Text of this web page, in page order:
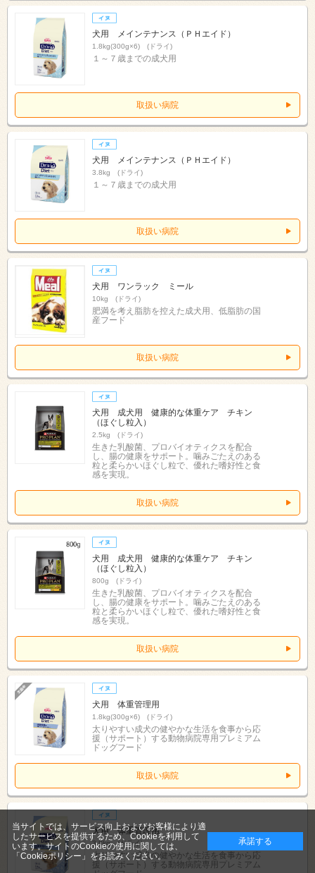
犬用 メインテナンス（ＰＨエイド）
1.8kg(300g×6) (ドライ)
１～７歳までの成犬用
取扱い病院
犬用 メインテナンス（ＰＨエイド）
3.8kg (ドライ)
１～７歳までの成犬用
取扱い病院
犬用 ワンラック ミール
10kg (ドライ)
肥満を考え脂肪を控えた成犬用、低脂肪の国
産フード
取扱い病院
犬用 成犬用 健康的な体重ケア チキン
（ほぐし粒入）
2.5kg (ドライ)
生きた乳酸菌、プロバイオティクスを配合
し、腸の健康をサポート。噛みごたえのある
粒と柔らかいほぐし粒で、優れた嗜好性と食
感を実現。
取扱い病院
犬用 成犬用 健康的な体重ケア チキン
（ほぐし粒入）
800g (ドライ)
生きた乳酸菌、プロバイオティクスを配合
し、腸の健康をサポート。噛みごたえのある
粒と柔らかいほぐし粒で、優れた嗜好性と食
感を実現。
取扱い病院
犬用 体重管理用
1.8kg(300g×6) (ドライ)
太りやすい成犬の健やかな生活を食事から応
援（サポート）する動物病院専用プレミアム
ドッグフード
取扱い病院
犬用 体重管理用
3.8kg (ドライ)
太りやすい成犬の健やかな生活を食事から応
援（サポート）する動物病院専用プレミアム
当サイトでは、サービス向上およびお客様により適
したサービスを提供するため、Cookieを利用して
います。サイトのCookieの使用に関しては、
「Cookieポリシー」 をお読みください。
承諾する